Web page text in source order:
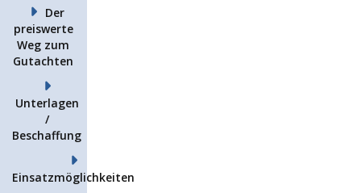
Der
preiswerte
Weg zum
Gutachten
Unterlagen
/
Beschaffung
Einsatzmöglichkeiten